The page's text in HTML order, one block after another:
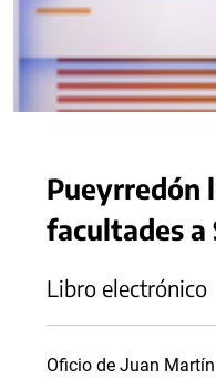
Pueyrredón
facultades a
Libro electrónico
Oficio de Juan